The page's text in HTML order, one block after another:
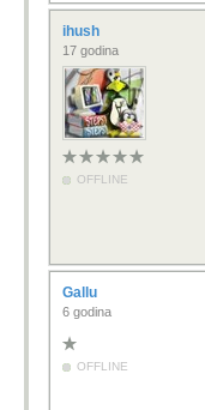
ihush
17 godina
OFFLINE
Gallu
6 godina
OFFLINE